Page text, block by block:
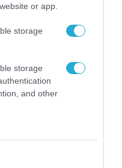
or app.
storage
storage
and other
να τα
που γέλασε